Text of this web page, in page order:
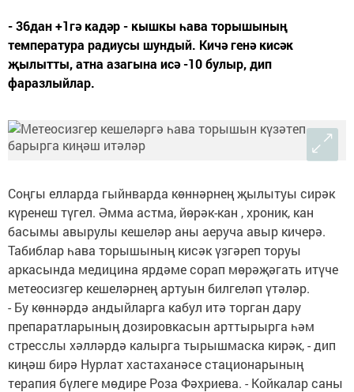
- 36дан +1гә кадәр - кышкы һава торышының
температура радиусы шундый. Кичә генә кисәк
җылытты, атна азагына исә -10 булыр, дип
фаразлыйлар.
Соңгы елларда гыйнварда көннәрнең җылытуы сирәк
күренеш түгел. Әмма астма, йөрәк-кан , хроник, кан
басымы авырулы кешеләр аны аеруча авыр кичерә.
Табиблар һава торышының кисәк үзгәреп торуы
аркасында медицина ярдәме сорап мөрәҗәгать итүче
метеосизгер кешеләрнең артуын билгеләп үтәләр.
- Бу көннәрдә андыйларга кабул итә торган дару
препаратларының дозировкасын арттырырга һәм
стресслы хәлләрдә калырга тырышмаска кирәк, - дип
киңәш бирә Нурлат хастаханәсе стационарының
терапия бүлеге мөдире Роза Фәхриева. - Койкалар саны